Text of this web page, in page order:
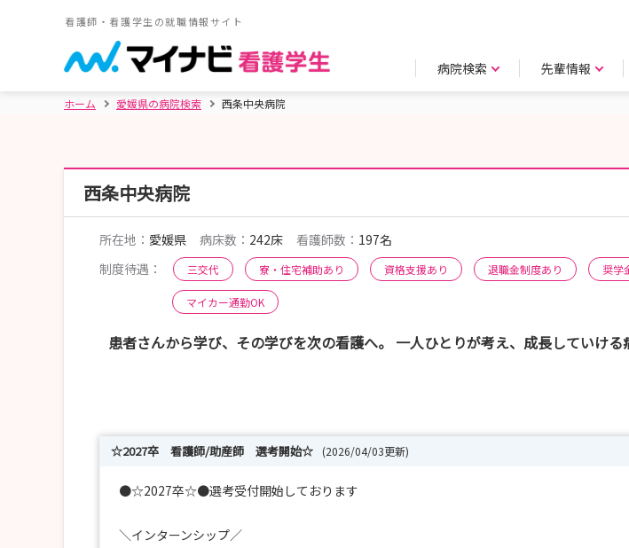
看護師・看護学生の就職情報サイト
病院検索 先輩情報
ホーム 愛媛県の病院検索 西条中央病院
西条中央病院
所在地： 愛媛県 病床数： 242床 看護師数： 197名
制度待遇：
三交代 寮・住宅補助あり 資格支援あり 退職金制度あり 奨学
マイカー通勤OK
患者さんから学び、その学びを次の看護へ。 一人ひとりが考え、成長していける
☆2027卒 看護師/助産師 選考開始☆ (2026/04/03更新)
●☆2027卒☆●選考受付開始しております
＼インターンシップ／